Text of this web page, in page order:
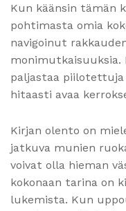
Kun käänsin tämän
pohtimasta omia
navigoinut
monimutkaisuuksia.
paljastaa piilotettuja
hitaasti avaa
Kirjan olento on
jatkuva munien
voivat olla hieman
kokonaan tarina on
lukemista. Kun